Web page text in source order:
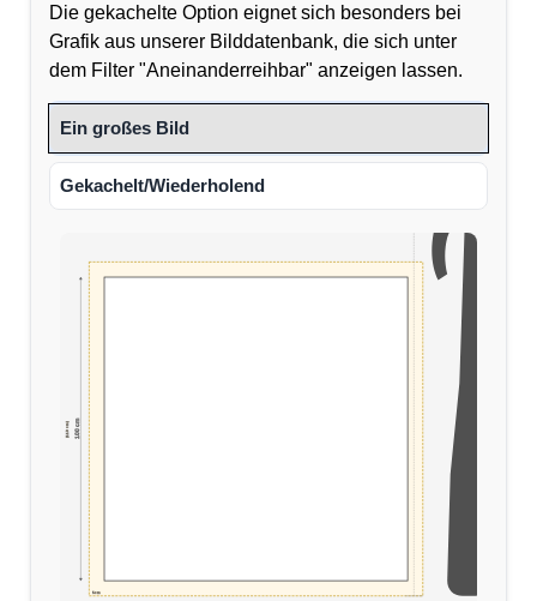
Die gekachelte Option eignet sich besonders bei
Grafik aus unserer Bilddatenbank, die sich unter
dem Filter "Aneinanderreihbar" anzeigen lassen.
Ein großes Bild
Gekachelt/Wiederholend
100 cm
(110 cm)
5cm